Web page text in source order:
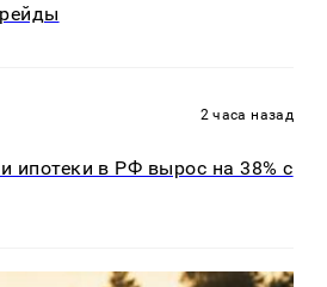
2 часа назад
ипотеки в РФ вырос на 38% с